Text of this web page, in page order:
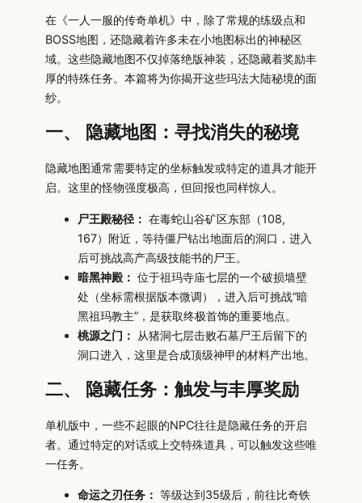
在《一人一服的传奇单机》中，除了常规的练级点和
BOSS地图，还隐藏着许多未在小地图标出的神秘区
域。这些隐藏地图不仅掉落绝版神装，还隐藏着奖励丰
厚的特殊任务。本篇将为你揭开这些玛法大陆秘境的面
纱。
一、 隐藏地图：寻找消失的秘境
隐藏地图通常需要特定的坐标触发或特定的道具才能开
启。这里的怪物强度极高，但回报也同样惊人。
尸王殿秘径： 在毒蛇山谷矿区东部（108,
167）附近，等待僵尸钻出地面后的洞口，进入
后可挑战高产高级技能书的尸王。
暗黑神殿： 位于祖玛寺庙七层的一个破损墙壁
处（坐标需根据版本微调），进入后可挑战“暗
黑祖玛教主”，是获取终极首饰的重要地点。
桃源之门：
从猪洞七层击败石墓尸王后留下的
洞口进入，这里是合成顶级神甲的材料产出地。
二、 隐藏任务：触发与丰厚奖励
单机版中，一些不起眼的NPC往往是隐藏任务的开启
者。通过特定的对话或上交特殊道具，可以触发这些唯
一任务。
命运之刃任务： 等级达到35级后，前往比奇铁